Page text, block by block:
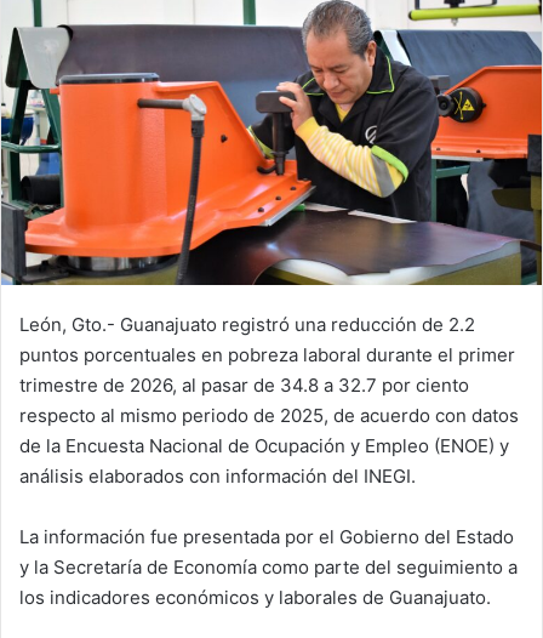
León, Gto.- Guanajuato registró una reducción de 2.2
puntos porcentuales en pobreza laboral durante el primer
trimestre de 2026, al pasar de 34.8 a 32.7 por ciento
respecto al mismo periodo de 2025, de acuerdo con datos
de la Encuesta Nacional de Ocupación y Empleo (ENOE) y
análisis elaborados con información del INEGI.
La información fue presentada por el Gobierno del Estado
y la Secretaría de Economía como parte del seguimiento a
los indicadores económicos y laborales de Guanajuato.